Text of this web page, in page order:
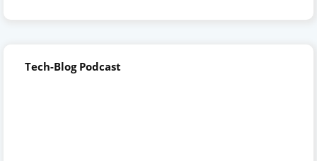
Tech-Blog Podcast